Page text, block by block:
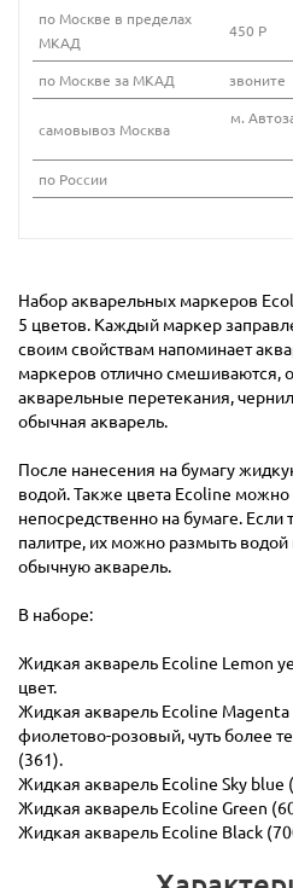
по Москве в пределах
МКАД
450 Р
по Москве за МКАД звоните
самовывоз Москва
м.
по России
Набор акварельных маркеров
5 цветов. Каждый маркер
своим свойствам напоминает
маркеров отлично смешиваются,
акварельные перетекания,
обычная акварель.
После нанесения на бумагу
водой. Также цвета Ecoline
непосредственно на бумаге. Если
палитре, их можно размыть водой
обычную акварель.
В наборе:
Жидкая акварель Ecoline Lemon
цвет.
Жидкая акварель Ecoline
фиолетово-розовый, чуть более
(361).
Жидкая акварель Ecoline Sky blue
Жидкая акварель Ecoline Green
Жидкая акварель Ecoline Black